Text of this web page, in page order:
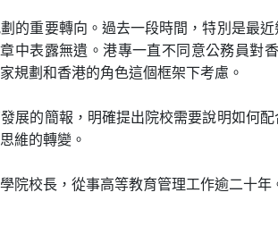
的重要轉向。過去一段時間，特別是最
中表露無遺。港專一直不同意公務員
規劃和香港的角色這個框架下考慮。
展的簡報，明確提出院校需要說明如何
維的轉變。
院校長，從事高等教育管理工作逾二十年